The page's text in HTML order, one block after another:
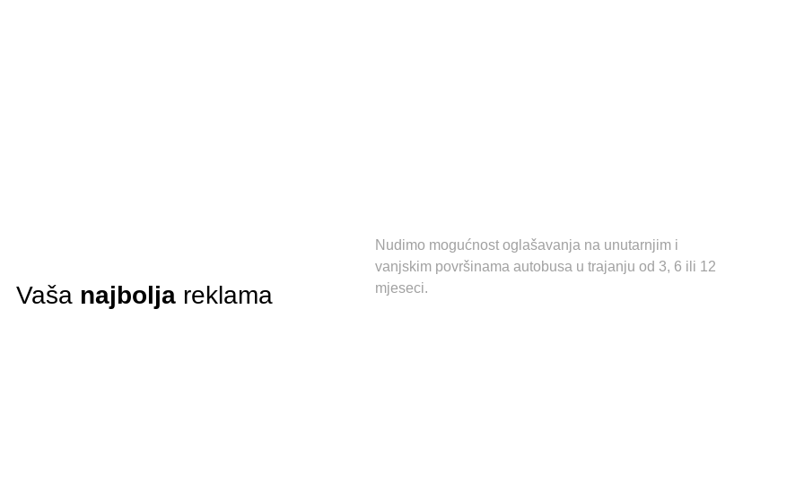
Vaša najbolja reklama
Nudimo mogućnost oglašavanja na unutarnjim i
vanjskim površinama autobusa u trajanju od 3, 6 ili 12
mjeseci.